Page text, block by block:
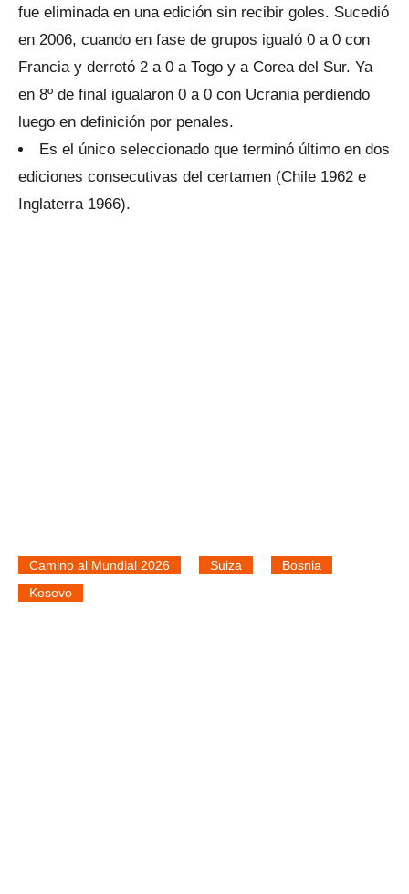
fue eliminada en una edición sin recibir goles. Sucedió
en 2006, cuando en fase de grupos igualó 0 a 0 con
Francia y derrotó 2 a 0 a Togo y a Corea del Sur. Ya
en 8º de final igualaron 0 a 0 con Ucrania perdiendo
luego en definición por penales.
Es el único seleccionado que terminó último en dos
ediciones consecutivas del certamen (Chile 1962 e
Inglaterra 1966).
Camino al Mundial 2026 Suiza
Bosnia
Kosovo